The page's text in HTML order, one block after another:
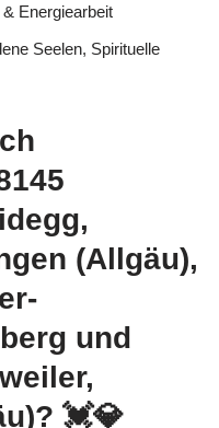
Energiearbeit
Seelen, Spirituelle
(Allgäu),
und
💓️💎